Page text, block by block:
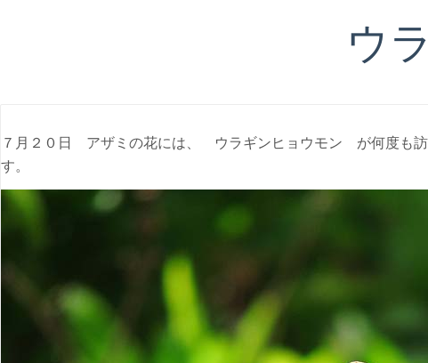
ウ
７月２０日 アザミの花には、 ウラギンヒョウモン が何度も
す。